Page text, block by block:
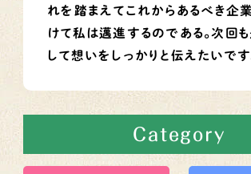
れを踏まえてこれからあるべき企
けて私は邁進するのである。次回
して想いをしっかりと伝えたいです
Category